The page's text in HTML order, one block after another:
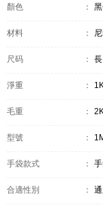
顏色 ：
材料 ：
尺码 ：
淨重 ：
毛重 ：
型號 ：
手袋款式 ：
合適性別 ：